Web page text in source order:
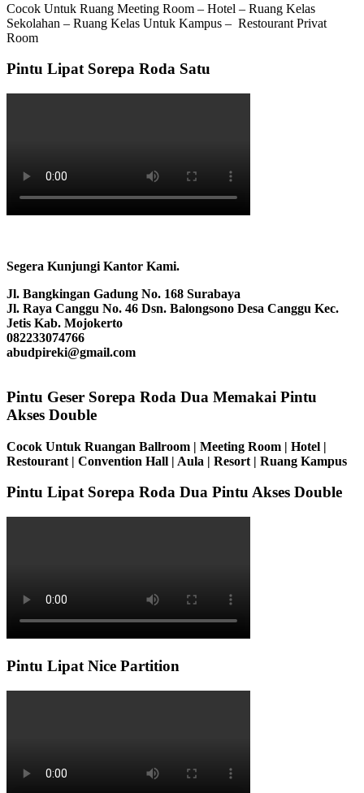
Cocok Untuk Ruang Meeting Room – Hotel – Ruang Kelas
Sekolahan – Ruang Kelas Untuk Kampus – Restourant Privat
Room
Pintu Lipat Sorepa Roda Satu
Segera Kunjungi Kantor Kami.
Jl. Bangkingan Gadung No. 168 Surabaya
Jl. Raya Canggu No. 46 Dsn. Balongsono Desa Canggu Kec.
Jetis Kab. Mojokerto
082233074766
abudpireki@gmail.com
Pintu Geser Sorepa Roda Dua Memakai Pintu
Akses Double
Cocok Untuk Ruangan Ballroom | Meeting Room | Hotel |
Restourant | Convention Hall | Aula | Resort | Ruang Kampus
Pintu Lipat Sorepa Roda Dua Pintu Akses Double
Pintu Lipat Nice Partition